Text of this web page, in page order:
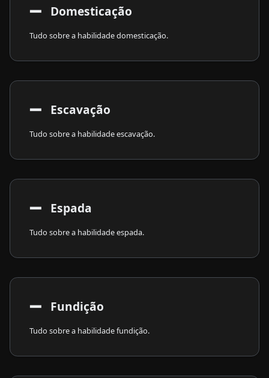
➖ ​ Domesticação
Tudo sobre a habilidade domesticação.
➖ ​ Escavação
Tudo sobre a habilidade escavação.
➖ ​ Espada
Tudo sobre a habilidade espada.
➖ ​ Fundição
Tudo sobre a habilidade fundição.